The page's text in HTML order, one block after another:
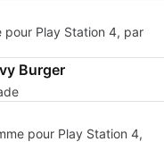
pour Play Station 4, par
Burger
pour Play Station 4,